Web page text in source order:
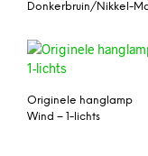
Donkerbruin/Nikkel-
Originele hanglamp
Wind – 1-lichts